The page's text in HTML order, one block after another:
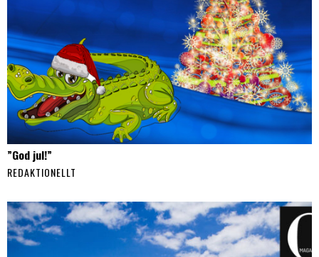
”God jul!”
REDAKTIONELLT